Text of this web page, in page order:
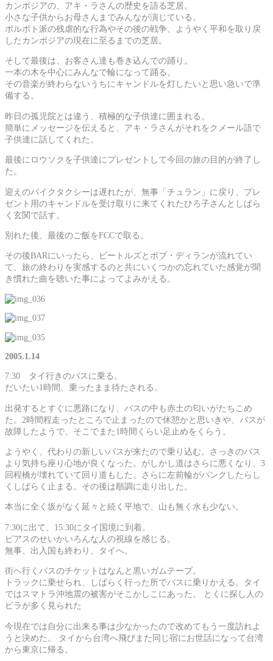
カンボジアの、アキ・ラさんの歴史を語る芝居。
小さな子供からお母さんまでみんなが演じている。
ポルポト派の残虐的な行為やその後の戦争、ようやく平和を取り戻
したカンボジアの現在に至るまでの芝居。
そして最後は、お客さん達も巻き込んでの踊り。
一本の木を中心にみんなで輪になって踊る。
その音楽が終わらないうちにキャンドルを灯したいと思い急いで準
備する。
昨日の孤児院とは違う、積極的な子供達に囲まれる。
簡単にメッセージを伝えると、アキ・ラさんがそれをクメール語で
子供達に話してくれた。
最後にロウソクを子供達にプレゼントして今回の旅の目的が終了し
た。
迎えのバイクタクシーは遅れたが、無事「チュラン」に戻り、プレ
ゼント用のキャンドルを受け取りに来てくれたひろ子さんとしばら
く玄関で話す。
別れた後、最後のご飯をFCCで取る。
その後BARにいったら、ビートルズとボブ・ディランが流れてい
て、旅の終わりを実感するのと共にいくつかの忘れていた感覚が聞
き慣れた曲を聴いた事によってよみがえる。
2005.1.14
7:30 タイ行きのバスに乗る。
だいたい1時間、乗ったまま待たされる。
出発するとすぐに悪路になり、バスの中も赤土の匂いがたちこめ
た。2時間程走ったところで止まったので休憩かと思いきや、バスが
故障したようで、そこでまた1時間くらい足止めをくらう。
ようやく、代わりの新しいバスが来たので乗り込む。さっきのバス
より気持ち座り心地が良くなった。がしかし道はさらに悪くなり、3
回程橋が壊れていて回り道もした。さらに左前輪がパンクしたらし
くしばらく止まる。その後は順調に走り出した。
本当に全く坂がなく延々と続く平地で、山も無く水も少ない。
7:30に出て、15:30にタイ国境に到着。
ピアスのせいかいろんな人の視線を感じる。
無事、出入国も終わり、タイへ。
街へ行くバスのチケットはなんと黒いガムテープ。
トラックに乗せられ、しばらく行った所でバスに乗りかえる。タイ
ではスマトラ沖地震の被害がそこかしこにあった。 とくに探し人の
ビラが多く見られた
今現在では自分に出来る事は少なかったので改めてもう一度訪れよ
うと決めた。 タイから台湾へ飛びまた同じ宿にお世話になって台湾
から東京に帰る。